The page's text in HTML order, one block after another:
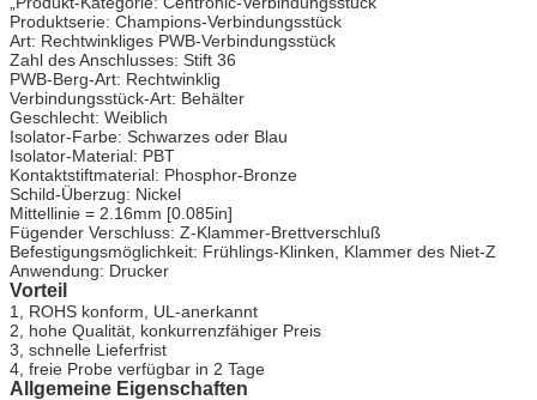
Produktserie: Champions-Verbindungsstück
Art: Rechtwinkliges PWB-Verbindungsstück
Zahl des Anschlusses: Stift 36
PWB-Berg-Art: Rechtwinklig
Verbindungsstück-Art: Behälter
Geschlecht: Weiblich
Isolator-Farbe: Schwarzes oder Blau
Isolator-Material: PBT
Kontaktstiftmaterial: Phosphor-Bronze
Schild-Überzug: Nickel
Mittellinie = 2.16mm [0.085in]
Fügender Verschluss: Z-Klammer-Brettverschluß
Befestigungsmöglichkeit: Frühlings-Klinken, Klammer des Niet-Z
Anwendung: Drucker
Vorteil
1, ROHS konform, UL-anerkannt
2, hohe Qualität, konkurrenzfähiger Preis
3, schnelle Lieferfrist
4, freie Probe verfügbar in 2 Tage
Allgemeine Eigenschaften